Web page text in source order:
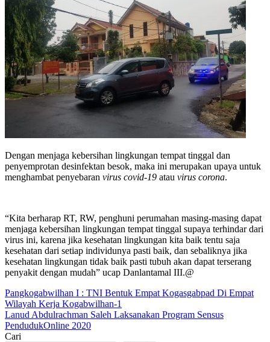
Dengan menjaga kebersihan lingkungan tempat tinggal dan
penyemprotan desinfektan besok, maka ini merupakan upaya untuk
menghambat penyebaran virus covid-19 atau virus corona.
“Kita berharap RT, RW, penghuni perumahan masing-masing dapat
menjaga kebersihan lingkungan tempat tinggal supaya terhindar dari
virus ini, karena jika kesehatan lingkungan kita baik tentu saja
kesehatan dari setiap individunya pasti baik, dan sebaliknya jika
kesehatan lingkungan tidak baik pasti tubuh akan dapat terserang
penyakit dengan mudah” ucap Danlantamal III.@
Post
navigation
Pangkogabwilhan I : TNI Bentuk Empat Kogasgabpad Di Empat
Wilayah Kerja Kogabwilhan-1
Lanud Abdulrachman Saleh Laksanakan Program Sensus
PendudukOnline 2020
Cari